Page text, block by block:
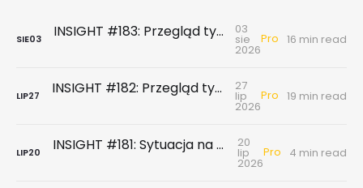
SIE03 INSIGHT #183: Przegląd tygodniowy | Najnowsze dane GUS … czyli sezon wakacyjny z wiatrem w żagle 03
sie
2026
Pro 16 min read
LIP27 INSIGHT #182: Przegląd tygodniowy | Rynek biurowy - powierzchni biurowych nie brakuje, chyba że tych w najnowszym standardzie 27
lip
2026
Pro 19 min read
LIP20 INSIGHT #181: Sytuacja na największych rynkach mieszkaniowych po II kwartale 2026 20
lip
2026
Pro 4 min read